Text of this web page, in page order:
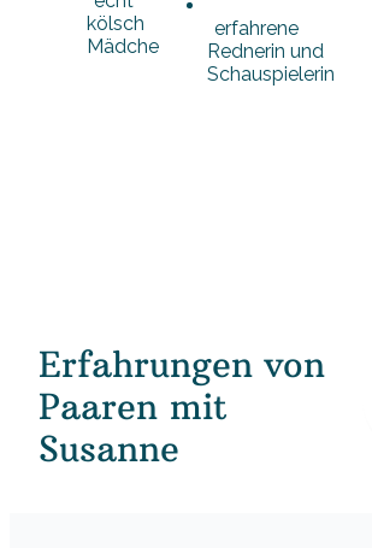
kölsch
Mädche
erfahrene
Rednerin und
Schauspielerin
Erfahrungen von
Paaren mit
Susanne